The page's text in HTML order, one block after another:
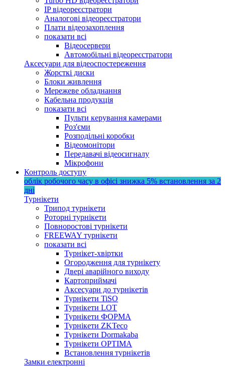
IP відеореєстратори
Аналогові відеореєстратори
Плати відеозахоплення
показати всі
Відеосервери
Автомобільні відеореєстратори
Аксесуари для відеоспостереження
Жорсткі диски
Блоки живлення
Мережеве обладнання
Кабельна продукція
показати всі
Пульти керування камерами
Роз'єми
Розподільні коробки
Відеомонітори
Передавачі відеосигналу
Мікрофони
Контроль доступу
облік робочого часу в офісі знижка 5% встановлення за 2
дні
Турнікети
Трипод турнікети
Роторні турнікети
Повноростові турнікети
FREEWAY турнікети
показати всі
Турнікет-хвіртки
Огородження для турнікету
Двері аварійного виходу
Картоприймачі
Аксесуари до турнікетів
Турнікети TiSO
Турнікети LOT
Турнікети ФОРМА
Турнікети ZKTeco
Турнікети Dormakaba
Турнікети OPTIMA
Встановлення турнікетів
Замки електронні